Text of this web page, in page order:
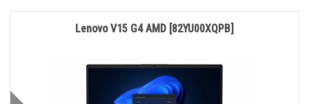
Lenovo V15 G4 AMD [82YU00XQPB]